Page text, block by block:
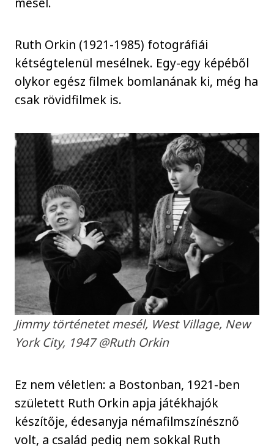
Ruth Orkin (1921-1985) fotográfiái
kétségtelenül mesélnek. Egy-egy képéből
olykor egész filmek bomlanának ki, még ha
csak rövidfilmek is.
Jimmy történetet mesél, West Village, New
York City, 1947 @Ruth Orkin
Ez nem véletlen: a Bostonban, 1921-ben
született Ruth Orkin apja játékhajók
készítője, édesanyja némafilmszínésznő
volt, a család pedig nem sokkal Ruth